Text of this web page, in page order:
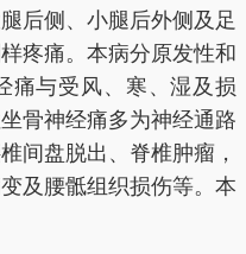
后侧、小腿后外侧及足
疼痛。本病分原发性和
痛与受风、寒、湿及损
骨神经痛多为神经通路
间盘脱出、脊椎肿瘤，
及腰骶组织损伤等。本